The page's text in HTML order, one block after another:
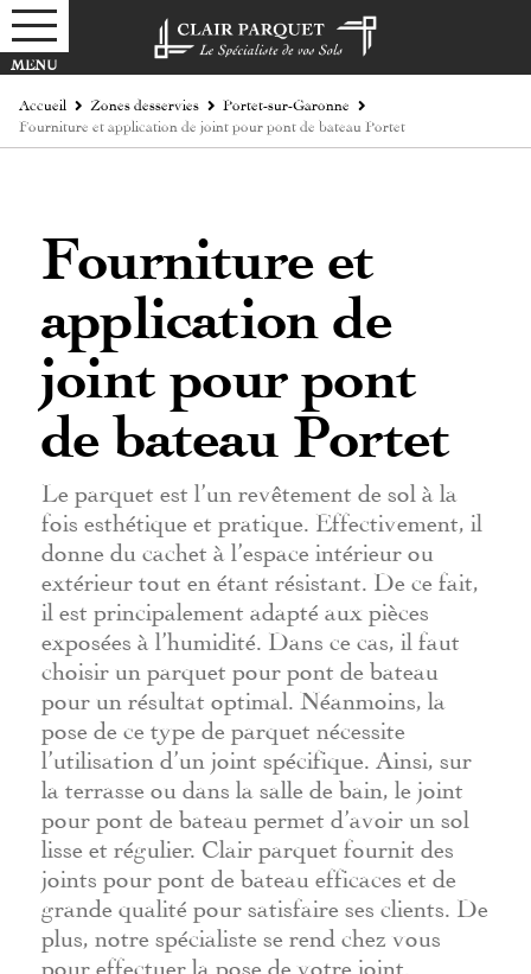
Accueil Zones desservies Portet-sur-Garonne
Fourniture et application de joint pour pont de bateau Portet
Fourniture et
application de
joint pour pont
de bateau Portet
Le parquet est l’un revêtement de sol à la
fois esthétique et pratique. Effectivement, il
donne du cachet à l’espace intérieur ou
extérieur tout en étant résistant. De ce fait,
il est principalement adapté aux pièces
exposées à l’humidité. Dans ce cas, il faut
choisir un parquet pour pont de bateau
pour un résultat optimal. Néanmoins, la
pose de ce type de parquet nécessite
l’utilisation d’un joint spécifique. Ainsi, sur
la terrasse ou dans la salle de bain, le joint
pour pont de bateau permet d’avoir un sol
lisse et régulier. Clair parquet fournit des
joints pour pont de bateau efficaces et de
grande qualité pour satisfaire ses clients. De
plus, notre spécialiste se rend chez vous
pour effectuer la pose de votre joint.